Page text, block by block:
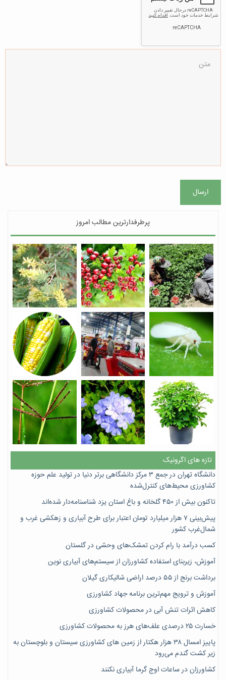
ارسال
پرطرفدارترین مطالب امروز
تازه های اگرونیک
دانشگاه تهران در جمع ۳ مرکز دانشگاهی برتر دنیا در تولید علم حوزه
کشاورزی محیط‌های کنترل‌شده
تاکنون بیش از ۴۵۰ گلخانه و باغ استان یزد شناسنامه‌دار شده‌اند
پیش‌بینی ۷‌ هزار میلیارد تومان اعتبار برای طرح آبیاری و زهکشی غرب و
شمال‌غرب کشور
کسب درآمد با رام کردن تمشک‌های وحشی در گلستان
آموزش، زیربنای استفاده کشاورزان از سیستم‌های آبیاری نوین
برداشت برنج از ۵۵ درصد اراضی شالیکاری گیلان
آموزش و ترویج مهم‌ترین برنامه جهاد کشاورزی
کاهش اثرات تنش آبی در محصولات کشاورزی
خسارت ۲۵ درصدی علف‌های هرز به محصولات کشاورزی
پاییز امسال ۳۸ هزار هکتار از زمین های کشاورزی سیستان و بلوچستان به
زیر کشت گندم می‌رود
کشاورزان در ساعات اوج گرما آبیاری نکنند